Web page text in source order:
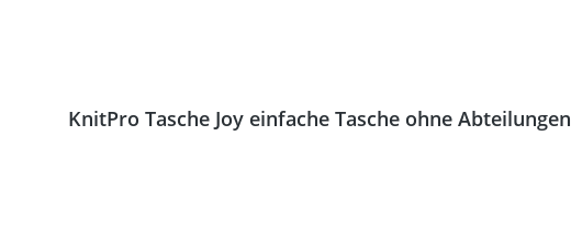
KnitPro Tasche Joy einfache Tasche ohne Abteilungen